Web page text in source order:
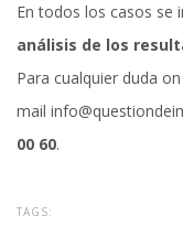
En todos los casos se
análisis de los
Para cualquier duda
mail
00 60.
TAGS: